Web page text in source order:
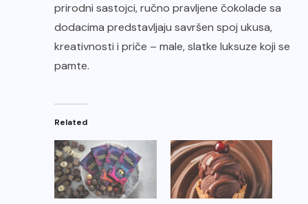
prirodni sastojci, ručno pravljene čokolade sa
dodacima predstavljaju savršen spoj ukusa,
kreativnosti i priče – male, slatke luksuze koji se
pamte.
Related